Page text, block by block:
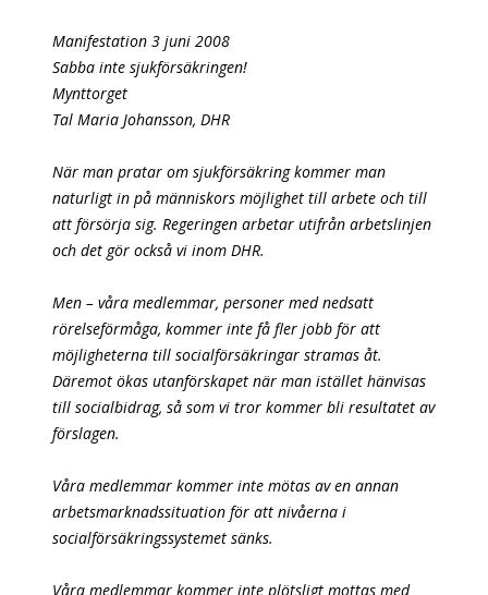
Manifestation 3 juni 2008
Sabba inte sjukförsäkringen!
Mynttorget
Tal Maria Johansson, DHR
När man pratar om sjukförsäkring kommer man
naturligt in på människors möjlighet till arbete och till
att försörja sig. Regeringen arbetar utifrån arbetslinjen
och det gör också vi inom DHR.
Men – våra medlemmar, personer med nedsatt
rörelseförmåga, kommer inte få fler jobb för att
möjligheterna till socialförsäkringar stramas åt.
Däremot ökas utanförskapet när man istället hänvisas
till socialbidrag, så som vi tror kommer bli resultatet av
förslagen.
Våra medlemmar kommer inte mötas av en annan
arbetsmarknadssituation för att nivåerna i
socialförsäkringssystemet sänks.
Våra medlemmar kommer inte plötsligt mottas med